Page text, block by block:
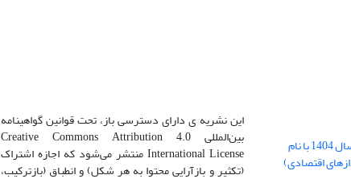
بارگذاری فایل کلی مقالات فصل پاییز سال 1404 با نام
اقتصادی)
این نشریه ی دارای دسترسی باز، تحت قوانین گواهینامه
بین‌المللی Creative Commons Attribution 4.0
International License منتشر می‌شود که اجازه اشتراک
(تکثیر و بازآرایی محتوا به هر شکل) و انطباق (بازترکیب،